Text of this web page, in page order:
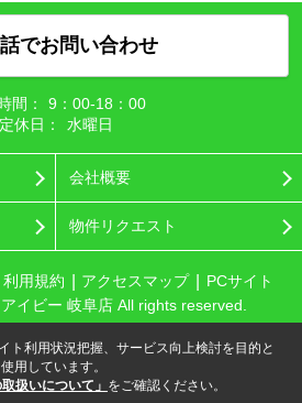
でお問い合わせ
間：
9：00‐18：00
定休日：
水曜日
会社概要
物件リクエスト
利用規約 アクセスマップ
PCサイト
イビー 岐阜店 All rights reserved.
ト利用状況把握、サービス向上検討を目的と
用しています。
扱いについて」 をご確認ください。